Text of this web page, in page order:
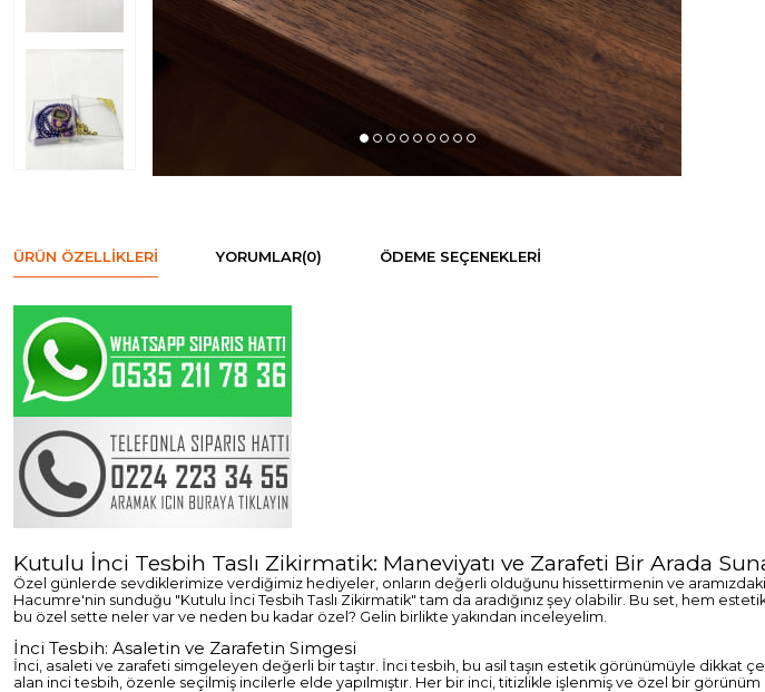
ÜRÜN ÖZELLIKLERI YORUMLAR(0) ÖDEME SEÇENEKLERI
Kutulu İnci Tesbih Taslı Zikirmatik: Maneviyatı ve Zarafeti Bir Arada
Özel günlerde sevdiklerimize verdiğimiz hediyeler, onların değerli olduğunu hissettirmenin ve
Hacumre'nin sunduğu "Kutulu İnci Tesbih Taslı Zikirmatik" tam da aradığınız şey olabilir. Bu set, hem
bu özel sette neler var ve neden bu kadar özel? Gelin birlikte yakından inceleyelim.
İnci Tesbih: Asaletin ve Zarafetin Simgesi
İnci, asaleti ve zarafeti simgeleyen değerli bir taştır. İnci tesbih, bu asil taşın estetik görünümüyle dikkat
alan inci tesbih, özenle seçilmiş incilerle elde yapılmıştır. Her bir inci, titizlikle işlenmiş ve özel bir görünüm